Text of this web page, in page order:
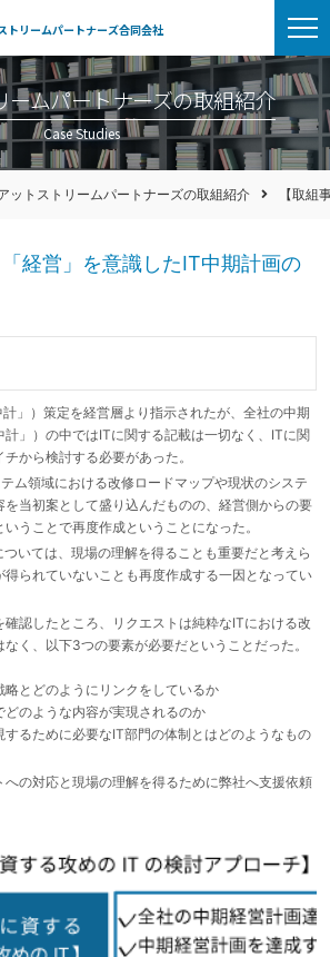
トリームパートナーズ合同会社
ームパートナーズの取組紹介
Case Studies
ットストリームパートナーズの取組紹介 【取組
「経営」を意識したIT中期計画の
」）策定を経営層より指示されたが、全社の中期
」）の中ではITに関する記載は一切なく、ITに関
から検討する必要があった。
ム領域における改修ロードマップや現状のシステ
当初案として盛り込んだものの、経営側からの要
うことで再度作成ということになった。
いては、現場の理解を得ることも重要だと考えら
られていないことも再度作成する一因となってい
認したところ、リクエストは純粋なITにおける改
く、以下3つの要素が必要だということだった。
のようにリンクをしているか
うな内容が実現されるのか
めに必要なIT部門の体制とはどのようなもの
の対応と現場の理解を得るために弊社へ支援依頼